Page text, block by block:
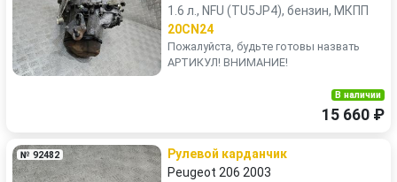
1.6 л., NFU (TU5JP4), бензин, МКПП
20CN24
Пожалуйста, будьте готовы назвать
АРТИКУЛ! ВНИМАНИЕ!
В наличии
15 660 ₽
№ 92482
Рулевой карданчик
Peugeot 206 2003